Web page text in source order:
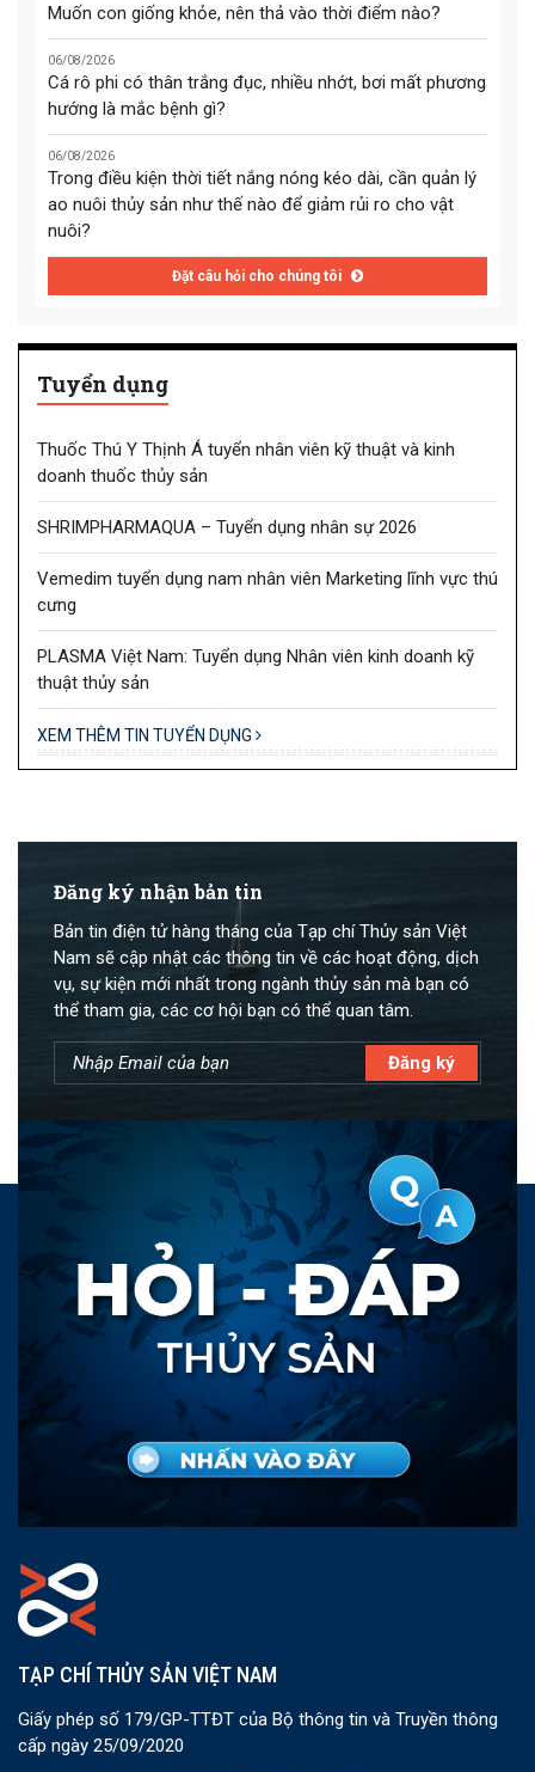
Muốn con giống khỏe, nên thả vào thời điểm nào?
06/08/2026
Cá rô phi có thân trắng đục, nhiều nhớt, bơi mất phương
hướng là mắc bệnh gì?
06/08/2026
Trong điều kiện thời tiết nắng nóng kéo dài, cần quản lý
ao nuôi thủy sản như thế nào để giảm rủi ro cho vật
nuôi?
Đặt câu hỏi cho chúng tôi
Tuyển dụng
Thuốc Thú Y Thịnh Á tuyển nhân viên kỹ thuật và kinh
doanh thuốc thủy sản
SHRIMPHARMAQUA – Tuyển dụng nhân sự 2026
Vemedim tuyển dụng nam nhân viên Marketing lĩnh vực thú
cưng
PLASMA Việt Nam: Tuyển dụng Nhân viên kinh doanh kỹ
thuật thủy sản
XEM THÊM TIN TUYỂN DỤNG
Đăng ký nhận bản tin
Bản tin điện tử hàng tháng của Tạp chí Thủy sản Việt
Nam sẽ cập nhật các thông tin về các hoạt động, dịch
vụ, sự kiện mới nhất trong ngành thủy sản mà bạn có
thể tham gia, các cơ hội bạn có thể quan tâm.
TẠP CHÍ THỦY SẢN VIỆT NAM
Giấy phép số 179/GP-TTĐT của Bộ thông tin và Truyền thông
cấp ngày 25/09/2020